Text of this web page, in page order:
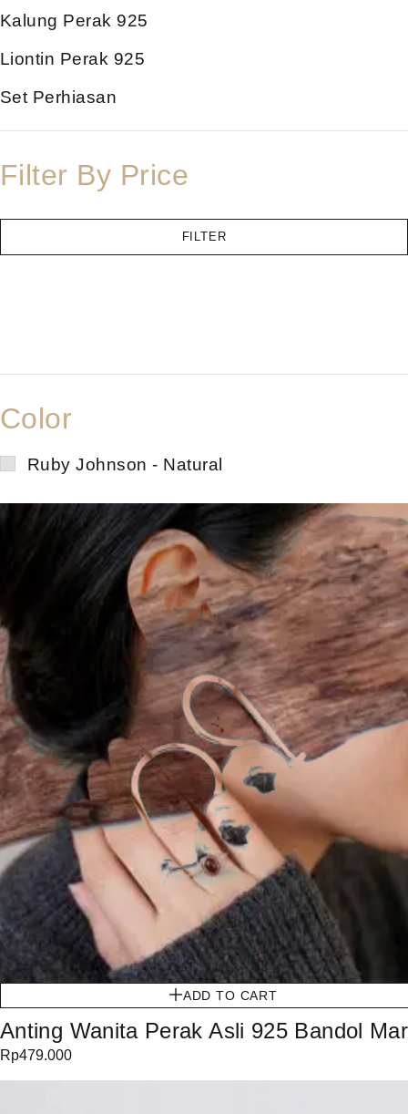
Kalung Perak 925
Liontin Perak 925
Set Perhiasan
Filter By Price
FILTER
Color
Ruby Johnson - Natural
ADD TO CART
Anting Wanita Perak Asli 925 Bandol
Rp479.000